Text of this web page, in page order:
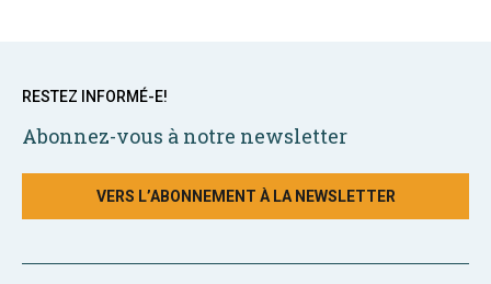
RESTEZ INFORMÉ-E!
Abonnez-vous à notre newsletter
VERS L’ABONNEMENT À LA NEWSLETTER